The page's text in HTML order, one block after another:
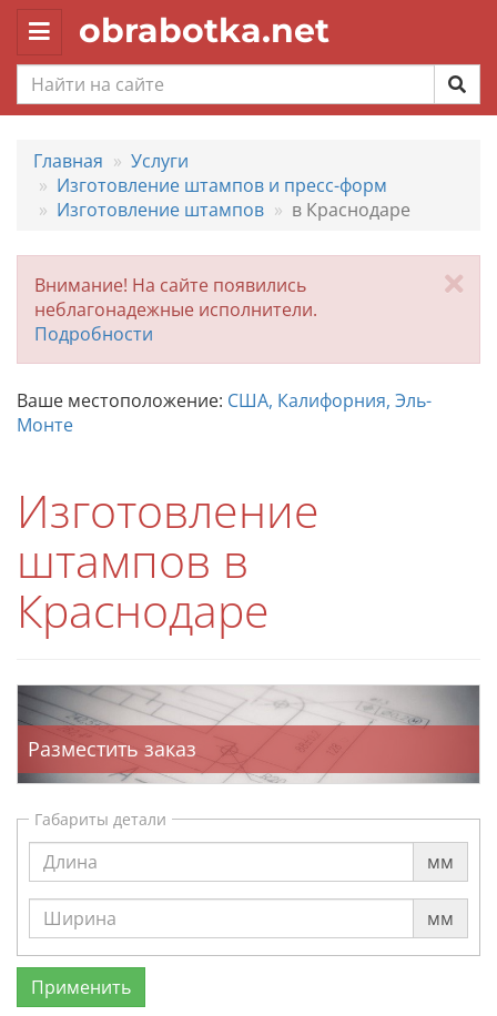
Toggle
navigation
obrabotka.net
Главная
Услуги
Изготовление штампов и пресс-форм
Изготовление штампов
в Краснодаре
Внимание! На сайте появились
неблагонадежные исполнители.
Подробности
Ваше местоположение: США, Калифорния, Эль-
Монте
Изготовление
штампов в
Краснодаре
Разместить заказ
Габариты детали
мм
мм